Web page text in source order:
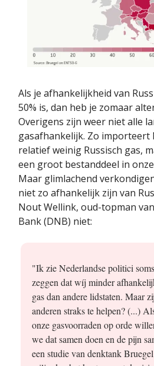
Als je afhankelijkheid van
50% is, dan heb je zomaar
Overigens zijn weer niet alle
gasafhankelijk. Zo importeert
relatief weinig Russisch gas,
een groot bestanddeel in
Maar glimlachend
niet zo afhankelijk zijn van
Nout Wellink, oud-topman
Bank (DNB) niet:
"Ik zie Nederlandse politici
zeggen dat wíj minder
gas dan andere lidstaten. Maar
anderen straks te helpen? (...)
onze gasvoorraden op orde
we dat samen doen en de pijn
een studie van denktank